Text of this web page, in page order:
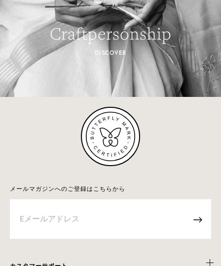
Craftpersonship
DISCOVER
メールマガジンへのご登録はこちらから
→